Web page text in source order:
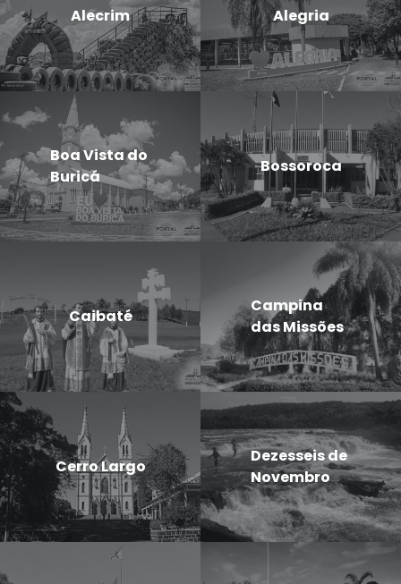
Alecrim Alegria
Boa Vista do
Buricá
Bossoroca
Caibaté
Campina
das Missões
Cerro Largo
Dezesseis de
Novembro